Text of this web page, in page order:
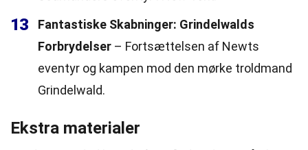
13
Fantastiske Skabninger: Grindelwalds
Forbrydelser – Fortsættelsen af Newts
eventyr og kampen mod den mørke troldmand
Grindelwald.
Ekstra materialer